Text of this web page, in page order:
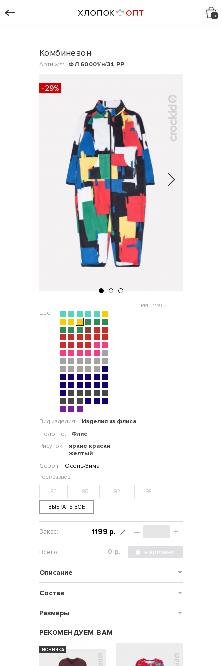
Комбинезон
Артикул: ФЛ 60001/н/34 РР
-29%
Цвет:
Вид изделия:
Изделия из флиса
Полотно:
Флис
Рисунок:
яркие краски,
желтый
Сезон:
Осень-Зима
РРЦ: 1199 р.
80 86 92 98
ВЫБРАТЬ ВСЕ
– +
1199 р.
р.
Описание
Состав
Размеры
РЕКОМЕНДУЕМ ВАМ
НОВИНКА